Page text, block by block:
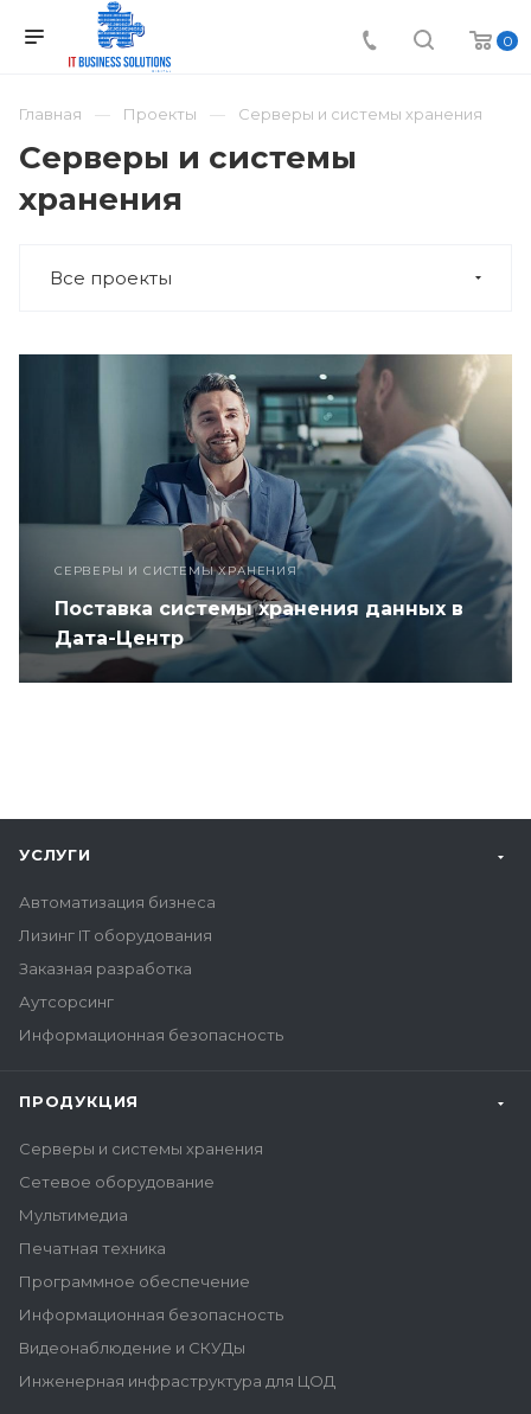
0
Главная Проекты Серверы и системы хранения
Серверы и системы
хранения
Все проекты
СЕРВЕРЫ И СИСТЕМЫ ХРАНЕНИЯ
Поставка системы хранения данных в
Дата-Центр
УСЛУГИ
Автоматизация бизнеса
Лизинг IT оборудования
Заказная разработка
Аутсорсинг
Информационная безопасность
ПРОДУКЦИЯ
Серверы и системы хранения
Сетевое оборудование
Мультимедиа
Печатная техника
Программное обеспечение
Информационная безопасность
Видеонаблюдение и СКУДы
Инженерная инфраструктура для ЦОД